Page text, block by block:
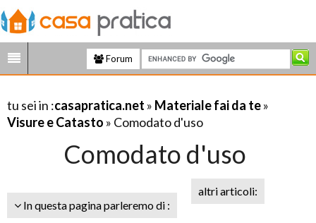
Forum
tu sei in :casapratica.net » Materiale fai da te»
Visure e Catasto » Comodato d'uso
Comodato d'uso
In questa pagina parleremo di :
altri articoli: